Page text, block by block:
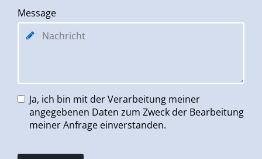
Message
Ja, ich bin mit der Verarbeitung meiner
angegebenen Daten zum Zweck der Bearbeitung
meiner Anfrage einverstanden.